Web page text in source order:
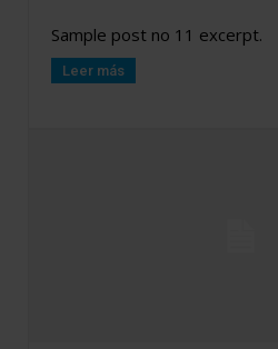
Sample post no 11 excerpt.
Leer más